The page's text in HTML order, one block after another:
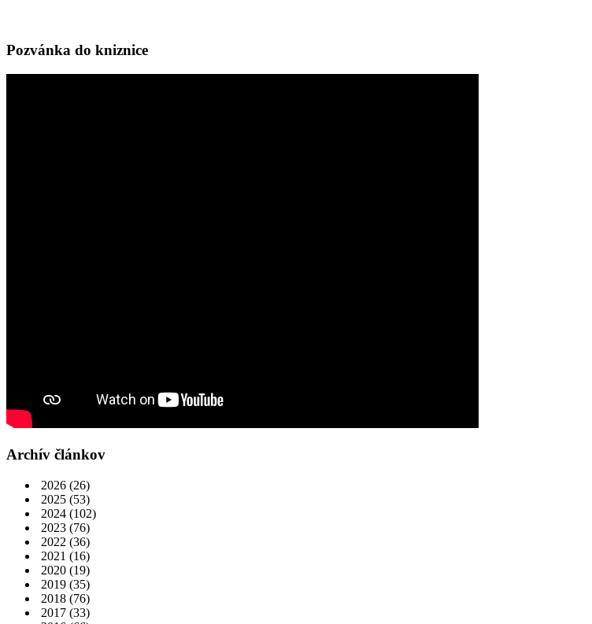
Pozvánka do kniznice
Archív článkov
2026 (26)
2025 (53)
2024 (102)
2023 (76)
2022 (36)
2021 (16)
2020 (19)
2019 (35)
2018 (76)
2017 (33)